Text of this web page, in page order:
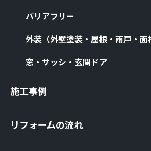
バリアフリー
外装（外壁塗装・屋根・⾬⼾・⾯
窓・サッシ・⽞関ドア
施⼯事例
リフォームの流れ